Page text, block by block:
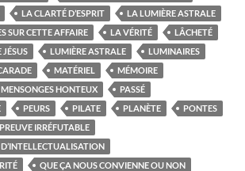
LA CLARTÉ D’ESPRIT
LA LUMIÈRE ASTRALE
SUR CETTE AFFAIRE
LA VÉRITÉ
LÂCHETÉ
JÉSUS LUMIÈRE ASTRALE
LUMINAIRES
MATÉRIEL
MÉMOIRE
MENSONGES HONTEUX
PASSÉ
PEURS PILATE PLANÈTE
PONTES
PREUVE IRRÉFUTABLE
QUE ÇA NOUS CONVIENNE OU NON